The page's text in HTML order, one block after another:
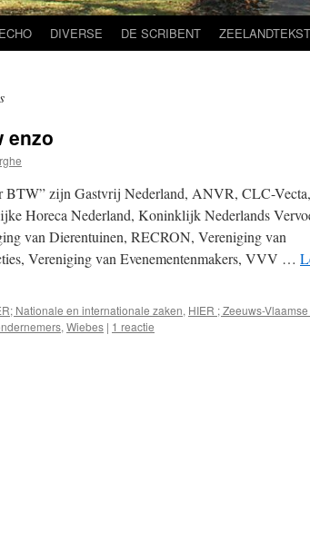
ECHO DIVERSE DE SCRIBENT ZEELANDTEKST
enzo
BTW” zijn Gastvrij Nederland, ANVR, CLC-
Horeca Nederland, Koninklijk Nederlands
van Dierentuinen, RECRON, Vereniging van
Vereniging van Evenementenmakers, VVV …
Nationale en internationale zaken, HIER ; Zeeuws-
, Wiebes | 1 reactie